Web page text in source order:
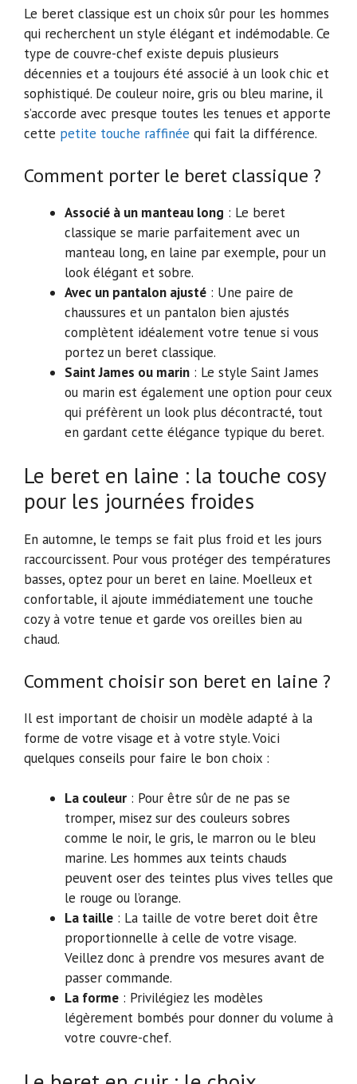
Le beret classique est un choix sûr pour les hommes
qui recherchent un style élégant et indémodable. Ce
type de couvre-chef existe depuis plusieurs
décennies et a toujours été associé à un look chic et
sophistiqué. De couleur noire, gris ou bleu marine, il
s’accorde avec presque toutes les tenues et apporte
cette petite touche raffinée qui fait la différence.
Comment porter le beret classique ?
Associé à un manteau long : Le beret
classique se marie parfaitement avec un
manteau long, en laine par exemple, pour un
look élégant et sobre.
Avec un pantalon ajusté : Une paire de
chaussures et un pantalon bien ajustés
complètent idéalement votre tenue si vous
portez un beret classique.
Saint James ou marin : Le style Saint James
ou marin est également une option pour ceux
qui préfèrent un look plus décontracté, tout
en gardant cette élégance typique du beret.
Le beret en laine : la touche cosy
pour les journées froides
En automne, le temps se fait plus froid et les jours
raccourcissent. Pour vous protéger des températures
basses, optez pour un beret en laine. Moelleux et
confortable, il ajoute immédiatement une touche
cozy à votre tenue et garde vos oreilles bien au
chaud.
Comment choisir son beret en laine ?
Il est important de choisir un modèle adapté à la
forme de votre visage et à votre style. Voici
quelques conseils pour faire le bon choix :
La couleur : Pour être sûr de ne pas se
tromper, misez sur des couleurs sobres
comme le noir, le gris, le marron ou le bleu
marine. Les hommes aux teints chauds
peuvent oser des teintes plus vives telles que
le rouge ou l’orange.
La taille : La taille de votre beret doit être
proportionnelle à celle de votre visage.
Veillez donc à prendre vos mesures avant de
passer commande.
La forme : Privilégiez les modèles
légèrement bombés pour donner du volume à
votre couvre-chef.